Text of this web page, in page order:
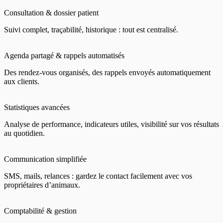
Consultation & dossier patient
Suivi complet, traçabilité, historique : tout est centralisé.
Agenda partagé & rappels automatisés
Des rendez-vous organisés, des rappels envoyés automatiquement
aux clients.
Statistiques avancées
Analyse de performance, indicateurs utiles, visibilité sur vos résultats
au quotidien.
Communication simplifiée
SMS, mails, relances : gardez le contact facilement avec vos
propriétaires d’animaux.
Comptabilité & gestion